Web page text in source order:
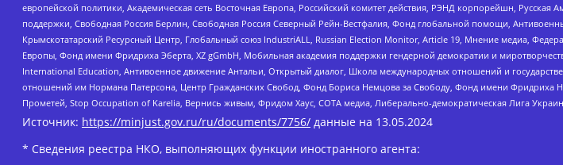
европейской политики, Академическая сеть Восточная Европа, Российский комитет действия, РЭНД корпорейшн, Русская
поддержки, Свободная Россия Берлин, Свободная Россия Северный Рейн-Вестфалия, Фонд глобальной помощи,
Крымскотатарский Ресурсный Центр, Глобальный союз IndustriALL, Russian Election Monitor, Article 19, Мнение медиа,
Европы, Фонд имени Фридриха Эберта, XZ gGmbH, Мобильная академия поддержки гендерной демократии и
International Education, Антивоенное движение Антальи, Открытый диалог, Школа международных отношений и
отношений им Нормана Патерсона, Центр Гражданских Свобод, Фонд Бориса Немцова за Свободу, Фонд имени Фридриха
Прометей, Stop Occupation of Karelia, Вернись живым, Фридом Хаус, СОТА медиа, Либерально-демократическая Лига
Источник: https://minjust.gov.ru/ru/documents/7756/ данные на 13.05.2024
* Сведения реестра НКО, выполняющих функции иностранного агента: